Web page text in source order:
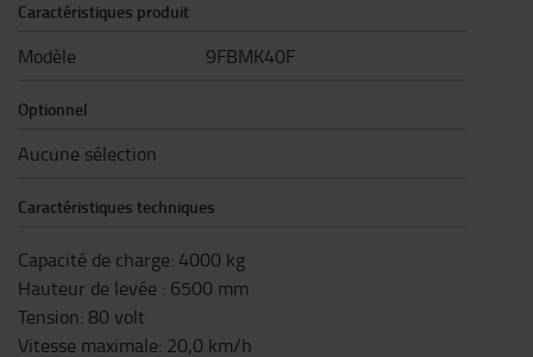
Caractéristiques produit
Modèle 9FBMK40F
Optionnel
Aucune sélection
Caractéristiques techniques
Capacité de charge: 4000 kg
Hauteur de levée : 6500 mm
Tension: 80 volt
Vitesse maximale: 20,0 km/h